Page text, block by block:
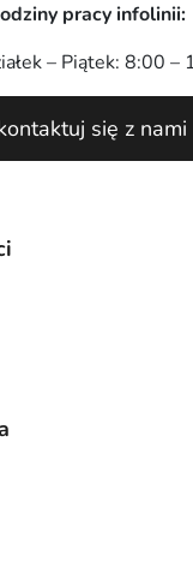
pracy infolinii:
– Piątek: 8:00 –
się z nami